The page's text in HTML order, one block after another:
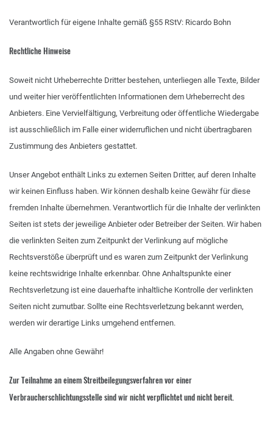
Verantwortlich für eigene Inhalte gemäß §55 RStV: Ricardo Bohn
Rechtliche Hinweise
Soweit nicht Urheberrechte Dritter bestehen, unterliegen alle Texte, Bilder
und weiter hier veröffentlichten Informationen dem Urheberrecht des
Anbieters. Eine Vervielfältigung, Verbreitung oder öffentliche Wiedergabe
ist ausschließlich im Falle einer widerruflichen und nicht übertragbaren
Zustimmung des Anbieters gestattet.
Unser Angebot enthält Links zu externen Seiten Dritter, auf deren Inhalte
wir keinen Einfluss haben. Wir können deshalb keine Gewähr für diese
fremden Inhalte übernehmen. Verantwortlich für die Inhalte der verlinkten
Seiten ist stets der jeweilige Anbieter oder Betreiber der Seiten. Wir haben
die verlinkten Seiten zum Zeitpunkt der Verlinkung auf mögliche
Rechtsverstöße überprüft und es waren zum Zeitpunkt der Verlinkung
keine rechtswidrige Inhalte erkennbar. Ohne Anhaltspunkte einer
Rechtsverletzung ist eine dauerhafte inhaltliche Kontrolle der verlinkten
Seiten nicht zumutbar. Sollte eine Rechtsverletzung bekannt werden,
werden wir derartige Links umgehend entfernen.
Alle Angaben ohne Gewähr!
Zur Teilnahme an einem Streitbeilegungsverfahren vor einer
Verbraucherschlichtungsstelle sind wir nicht verpflichtet und nicht bereit.